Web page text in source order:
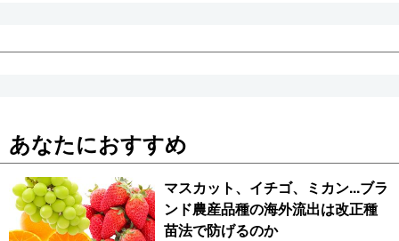
あなたにおすすめ
マスカット、イチゴ、ミカン...ブラ
ンド農産品種の海外流出は改正種
苗法で防げるのか